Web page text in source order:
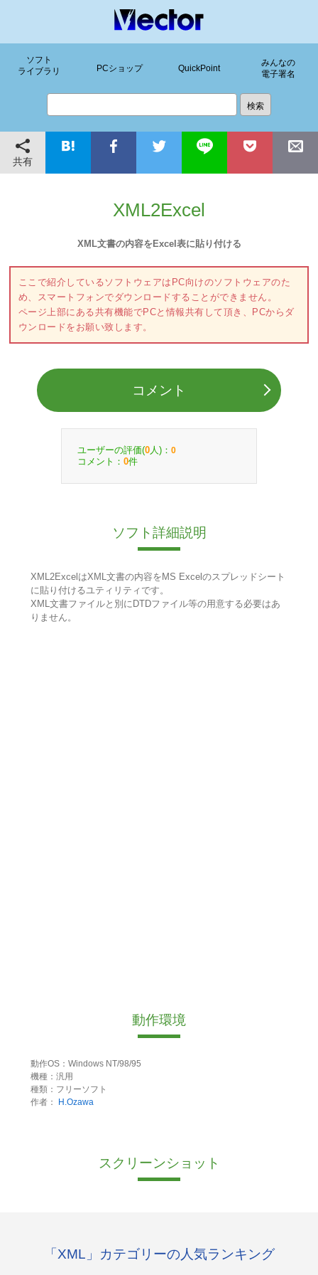
ソフト
ライブラリ
PCショップ QuickPoint
みんなの
電子署名
共有
XML2Excel
XML文書の内容をExcel表に貼り付ける
ここで紹介しているソフトウェアはPC向けのソフトウェアのた
め、スマートフォンでダウンロードすることができません。
ページ上部にある共有機能でPCと情報共有して頂き、PCからダ
ウンロードをお願い致します。
コメント
ユーザーの評価(0 人)： 0
コメント： 0件
ソフト詳細説明
XML2ExcelはXML文書の内容をMS Excelのスプレッドシート
に貼り付けるユティリティです。
XML文書ファイルと別にDTDファイル等の用意する必要はあ
りません。
動作環境
動作OS：Windows NT/98/95
機種：汎用
種類：フリーソフト
作者：
H.Ozawa
スクリーンショット
「XML」カテゴリーの人気ランキング